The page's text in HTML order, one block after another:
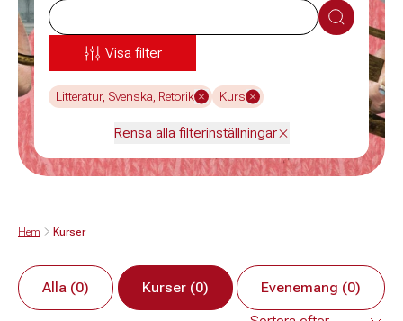
Sök
Visa filter
Litteratur, Svenska, Retorik Kurs
Rensa alla filterinställningar
Hem Kurser
Alla (0) Kurser (0) Evenemang (0)